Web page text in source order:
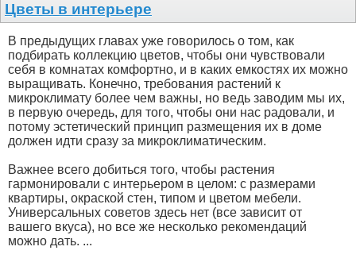
Цветы в интерьере
В предыдущих главах уже говорилось о том, как
подбирать коллекцию цветов, чтобы они чувствовали
себя в комнатах комфортно, и в каких емкостях их можно
выращивать. Конечно, требования растений к
микроклимату более чем важны, но ведь заводим мы их,
в первую очередь, для того, чтобы они нас радовали, и
потому эстетический принцип размещения их в доме
должен идти сразу за микроклиматическим.
Важнее всего добиться того, чтобы растения
гармонировали с интерьером в целом: с размерами
квартиры, окраской стен, типом и цветом мебели.
Универсальных советов здесь нет (все зависит от
вашего вкуса), но все же несколько рекомендаций
можно дать. ...